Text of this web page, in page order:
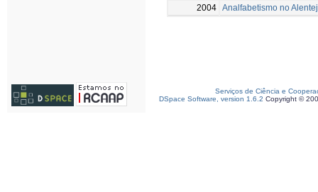
2004 Analfabetismo no
Serviços de Ciência e
DSpace Software, version 1.6.2 Copyright ©